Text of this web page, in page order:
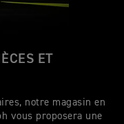
ET
notre magasin en
vous proposera une